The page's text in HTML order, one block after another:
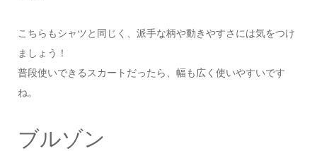
こちらもシャツと同じく、派手な柄や動きやすさには気をつけ
ましょう！
普段使いできるスカートだったら、幅も広く使いやすいです
ね。
ブルゾン